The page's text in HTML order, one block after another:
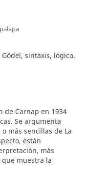
sintaxis, lógica.
de Carnap en 1934
Se argumenta
más sencillas de La
están
más
muestra la